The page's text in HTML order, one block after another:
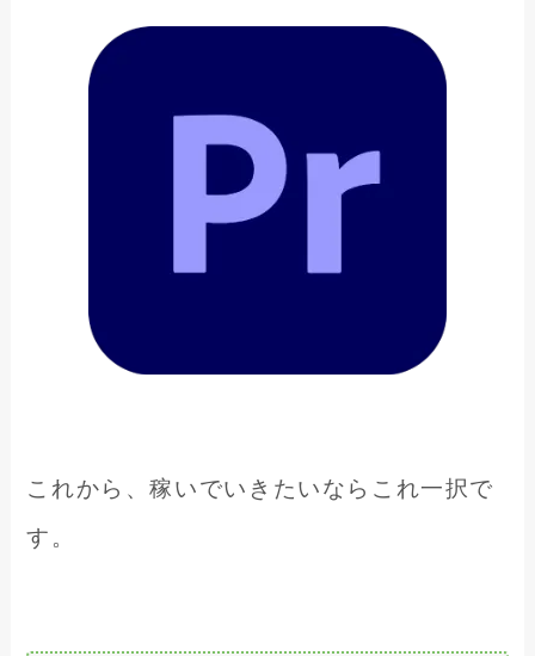
これから、稼いでいきたいならこれ一択で
す。